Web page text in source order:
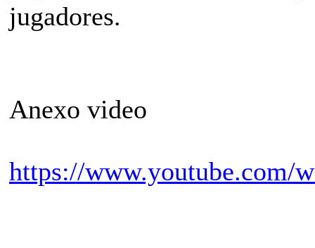
jugadores.
Anexo video
https://www.youtube.com/